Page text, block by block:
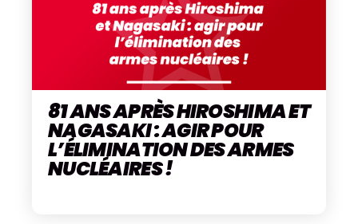
81 ANS APRÈS HIROSHIMA ET
NAGASAKI : AGIR POUR
L’ÉLIMINATION DES ARMES
NUCLÉAIRES !